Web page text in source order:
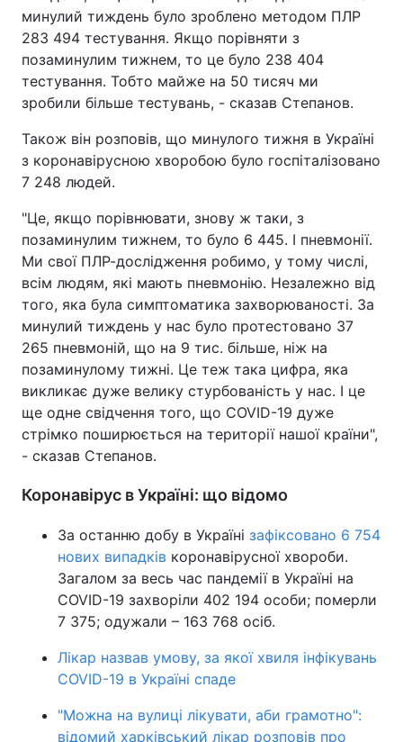
минулий тиждень було зроблено методом ПЛР
283 494 тестування. Якщо порівняти з
позаминулим тижнем, то це було 238 404
тестування. Тобто майже на 50 тисяч ми
зробили більше тестувань, - сказав Степанов.
Також він розповів, що минулого тижня в Україні
з коронавірусною хворобою було госпіталізовано
7 248 людей.
"Це, якщо порівнювати, знову ж таки, з
позаминулим тижнем, то було 6 445. І пневмонії.
Ми свої ПЛР-дослідження робимо, у тому числі,
всім людям, які мають пневмонію. Незалежно від
того, яка була симптоматика захворюваності. За
минулий тиждень у нас було протестовано 37
265 пневмоній, що на 9 тис. більше, ніж на
позаминулому тижні. Це теж така цифра, яка
викликає дуже велику стурбованість у нас. І це
ще одне свідчення того, що COVID-19 дуже
стрімко поширюється на території нашої країни",
- сказав Степанов.
Коронавірус в Україні: що відомо
За останню добу в Україні зафіксовано 6 754
нових випадків коронавірусної хвороби.
Загалом за весь час пандемії в Україні на
COVID-19 захворіли 402 194 особи; померли
7 375; одужали – 163 768 осіб.
Лікар назвав умову, за якої хвиля інфікувань
COVID-19 в Україні спаде
"Можна на вулиці лікувати, аби грамотно":
відомий харківський лікар розповів про